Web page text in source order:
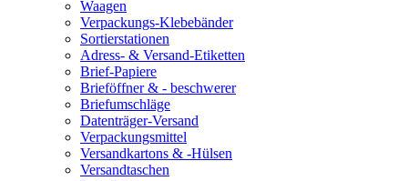
Waagen
Verpackungs-Klebebänder
Sortierstationen
Adress- & Versand-Etiketten
Brief-Papiere
Brieföffner & - beschwerer
Briefumschläge
Datenträger-Versand
Verpackungsmittel
Versandkartons & -Hülsen
Versandtaschen